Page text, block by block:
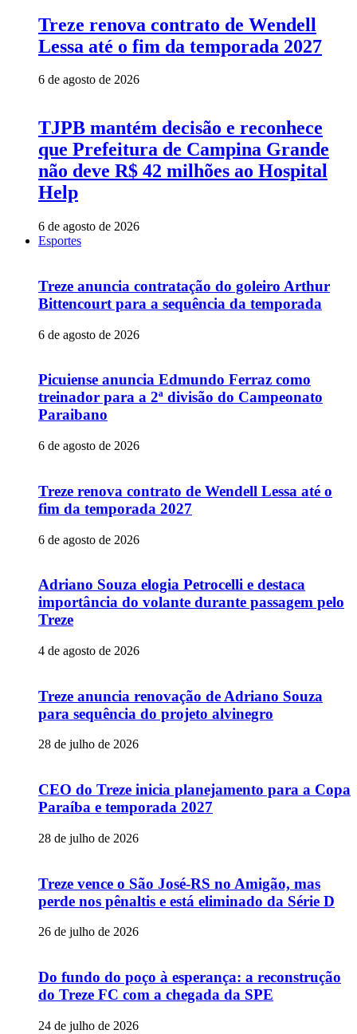
Treze renova contrato de Wendell
Lessa até o fim da temporada 2027
6 de agosto de 2026
TJPB mantém decisão e reconhece
que Prefeitura de Campina Grande
não deve R$ 42 milhões ao Hospital
Help
6 de agosto de 2026
Esportes
Treze anuncia contratação do goleiro Arthur
Bittencourt para a sequência da temporada
6 de agosto de 2026
Picuiense anuncia Edmundo Ferraz como
treinador para a 2ª divisão do Campeonato
Paraibano
6 de agosto de 2026
Treze renova contrato de Wendell Lessa até o
fim da temporada 2027
6 de agosto de 2026
Adriano Souza elogia Petrocelli e destaca
importância do volante durante passagem pelo
Treze
4 de agosto de 2026
Treze anuncia renovação de Adriano Souza
para sequência do projeto alvinegro
28 de julho de 2026
CEO do Treze inicia planejamento para a Copa
Paraíba e temporada 2027
28 de julho de 2026
Treze vence o São José-RS no Amigão, mas
perde nos pênaltis e está eliminado da Série D
26 de julho de 2026
Do fundo do poço à esperança: a reconstrução
do Treze FC com a chegada da SPE
24 de julho de 2026